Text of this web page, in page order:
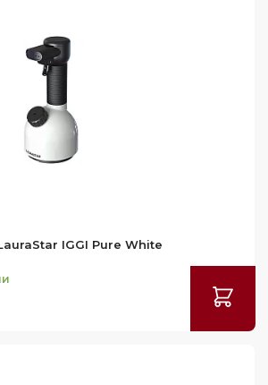
IGGI Pure White